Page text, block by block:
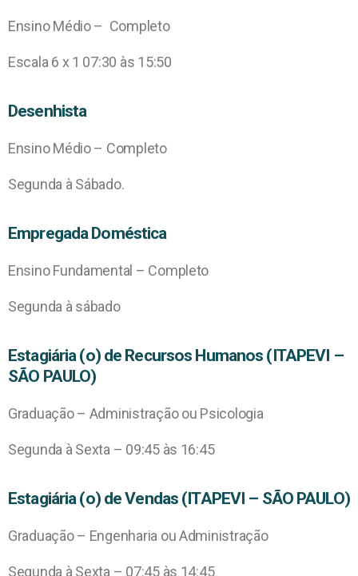
Ensino Médio – Completo
Escala 6 x 1 07:30 às 15:50
Desenhista
Ensino Médio – Completo
Segunda à Sábado.
Empregada Doméstica
Ensino Fundamental – Completo
Segunda à sábado
Estagiária (o) de Recursos Humanos (ITAPEVI –
SÃO PAULO)
Graduação – Administração ou Psicologia
Segunda à Sexta – 09:45 às 16:45
Estagiária (o) de Vendas (ITAPEVI – SÃO PAULO)
Graduação – Engenharia ou Administração
Segunda à Sexta – 07:45 às 14:45